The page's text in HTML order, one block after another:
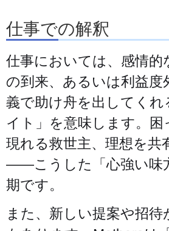
仕事での解釈
仕事においては、感情的
の到来、あるいは利益度
義で助け舟を出してくれ
イト」を意味します。困
現れる救世主、理想を共
——こうした「心強い味
期です。
また、新しい提案や招待